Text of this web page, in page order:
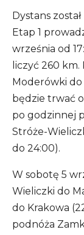
Dystans
Etap 1
września od
liczyć 260
Moderówki
będzie trwać
po godzinnej
Stróże-
do 24:00).
W sobotę 5
Wieliczki do
do Krakowa
podnóża